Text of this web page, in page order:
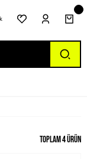
Toplam 4 ürün